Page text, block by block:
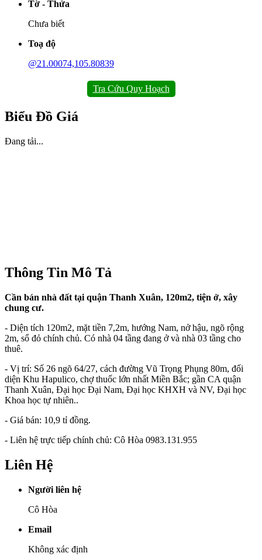
Tờ - Thửa
Chưa biết
Toạ độ
@21.00074,105.80839
Tra Cứu Quy Hoạch
Biểu Đồ Giá
Đang tải...
Thông Tin Mô Tả
Cần bán nhà đất tại quận Thanh Xuân, 120m2, tiện ở, xây
chung cư.
- Diện tích 120m2, mặt tiền 7,2m, hướng Nam, nở hậu, ngõ rộng
2m, sổ đỏ chính chủ. Có nhà 04 tầng đang ở và nhà 03 tầng cho
thuê.
- Vị trí: Số 26 ngõ 64/27, cách đường Vũ Trọng Phụng 80m, đối
diện Khu Hapulico, chợ thuốc lớn nhất Miền Bắc; gần CA quận
Thanh Xuân, Đại học Đại Nam, Đại học KHXH và NV, Đại học
Khoa học tự nhiên..
- Giá bán: 10,9 tỉ đồng.
- Liên hệ trực tiếp chính chủ: Cô Hòa 0983.131.955
Liên Hệ
Người liên hệ
Cô Hòa
Email
Không xác định